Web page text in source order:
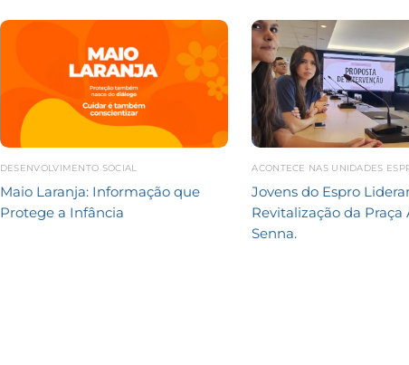
DESENVOLVIMENTO SOCIAL
Maio Laranja: Informação que
Protege a Infância
ACONTECE NAS UNIDADES
Jovens do Espro
Revitalização da Praça
Senna.